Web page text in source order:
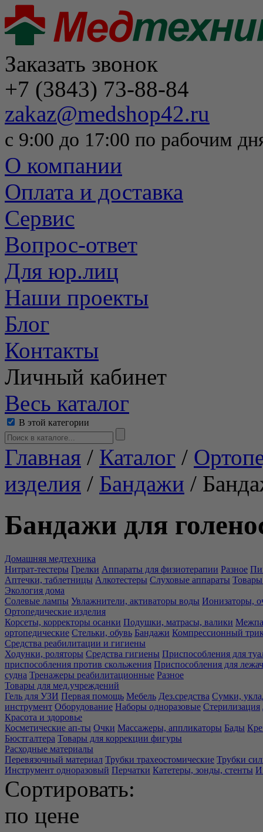
Заказать звонок
+7 (3843) 73-88-84
zakaz@medshop42.ru
с 9:00 до 17:00 по рабочим
О компании
Оплата и доставка
Сервис
Вопрос-ответ
Для юр.лиц
Наши проекты
Блог
Контакты
Личный кабинет
Весь каталог
В этой категории
Главная / Каталог /
изделия / Бандажи /
Бандажи для
Домашняя медтехника
Нитрат-тестеры Грелки Аппараты для физиотерапии Разное
Аптечки, таблетницы Алкотестеры Слуховые аппараты Товары
Экология дома
Солевые лампы Увлажнители, активаторы воды Ионизаторы,
Ортопедические изделия
Корсеты, корректоры осанки Подушки, матрасы, валики
ортопедические Стельки, обувь Бандажи Компрессионный
Средства реабилитации и гигиены
Ходунки, роляторы Средства гигиены Приспособления для
приспособления против скольжения Приспособления для
судна Тренажеры реабилитационные Разное
Товары для мед.учреждений
Гель для УЗИ Первая помощь Мебель Дез.средства Сумки,
инструмент Оборудование Наборы одноразовые Стерилизация
Красота и здоровье
Косметические ап-ты Очки Массажеры, аппликаторы Бады
Бюстгалтера Товары для коррекции фигуры
Расходные материалы
Перевязочный материал Трубки трахеостомические Трубки
Инструмент одноразовый Перчатки Катетеры, зонды, стенты
Сортировать:
по цене